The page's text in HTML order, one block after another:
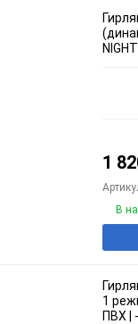
NIGHT
1
В
1
ПВХ |